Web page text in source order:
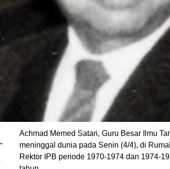
Achmad Memed Satari, Guru Besar Ilmu
meninggal dunia pada Senin (4/4), di
Rektor IPB periode 1970-1974 dan 1974-